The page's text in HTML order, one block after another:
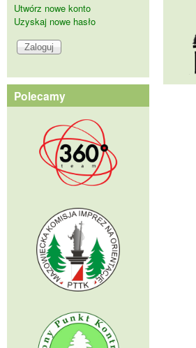
Utwórz nowe konto
Uzyskaj nowe hasło
Polecamy